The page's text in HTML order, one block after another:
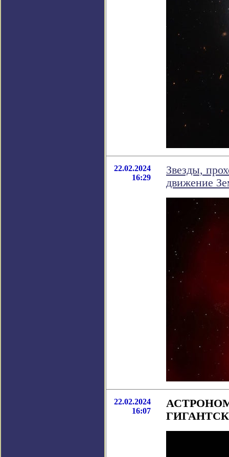
22.02.2024
16:29
Звезды,
движение
22.02.2024
16:07